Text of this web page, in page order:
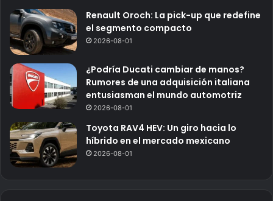
Renault Oroch: La pick-up que redefine
el segmento compacto
2026-08-01
¿Podría Ducati cambiar de manos?
Rumores de una adquisición italiana
entusiasman el mundo automotriz
2026-08-01
Toyota RAV4 HEV: Un giro hacia lo
híbrido en el mercado mexicano
2026-08-01